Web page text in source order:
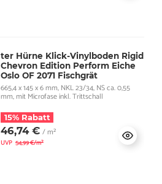
ter Hürne Klick-Vinylboden Rigid
Chevron Edition Perform Eiche
Oslo OF 2071 Fischgrät
665,4 x 145 x 6 mm, NKL 23/34, NS ca. 0,55
mm, mit Microfase inkl. Trittschall
15% Rabatt
46,74 € / m²
UVP 54,99 €/m²